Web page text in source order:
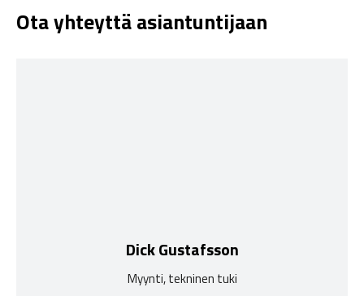
Ota yhteyttä asiantuntijaan
Dick Gustafsson
Myynti, tekninen tuki